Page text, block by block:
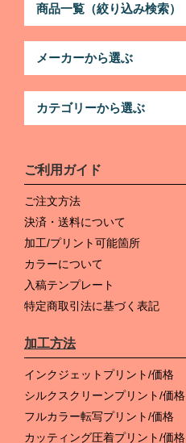
商品一覧（絞り込み検索）
メーカーから選ぶ
カテゴリーから選ぶ
ご利用ガイド
ご注文方法
決済・送料について
加工/プリント可能箇所
カラーについて
入稿テンプレート
特定商取引法に基づく表記
加工方法
インクジェットプリント/価格
シルクスクリーンプリント/価格
フルカラー転写プリント/価格
カッティング圧着プリント/価格